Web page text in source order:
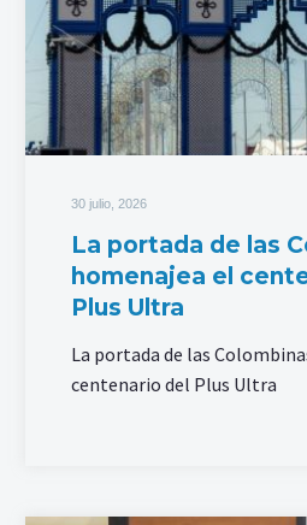
30 julio, 2026
La portada de las
homenajea el
Plus Ultra
La portada de las
centenario del Plus Ultra